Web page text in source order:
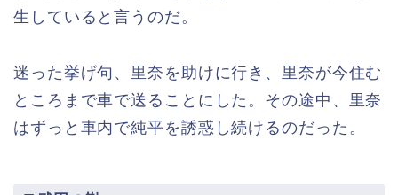
生していると言うのだ。
迷った挙げ句、里奈を助けに行き、里奈が今住む
ところまで車で送ることにした。その途中、里奈
はずっと車内で純平を誘惑し続けるのだった。